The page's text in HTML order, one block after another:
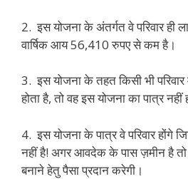
2. इस योजना के अंतर्गत वे परिवार ही
वार्षिक आय 56,410 रुपए से कम है।
3. इस योजना के तहत किसी भी परिवार
होता है, तो वह इस योजना का पात्र नहीं
4. इस योजना के पात्र वे परिवार होंगे
नहीं है! अगर आवदेक के पास ज़मीन है
बनाने हेतु पैसा प्रदान करेगी।